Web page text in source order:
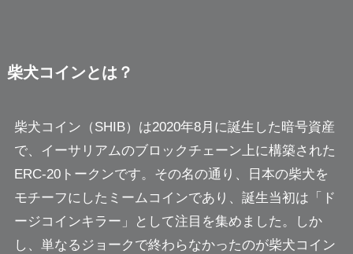
柴犬コインとは？
柴犬コイン（SHIB）は2020年8月に誕生した暗号資産
で、イーサリアムのブロックチェーン上に構築された
ERC-20トークンです。その名の通り、日本の柴犬を
モチーフにしたミームコインであり、誕生当初は「ド
ージコインキラー」として注目を集めました。しか
し、単なるジョークで終わらなかったのが柴犬コイン